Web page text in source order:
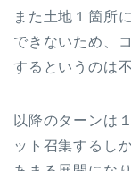
また土地１箇所
できないため、
するというのは
以降のターンは
ット召集するし